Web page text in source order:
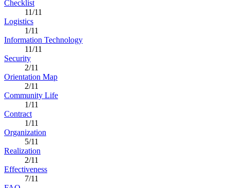
Checklist
11/11
Logistics
1/11
Information Technology
11/11
Security
2/11
Orientation Map
2/11
Community Life
1/11
Contract
1/11
Organization
5/11
Realization
2/11
Effectiveness
7/11